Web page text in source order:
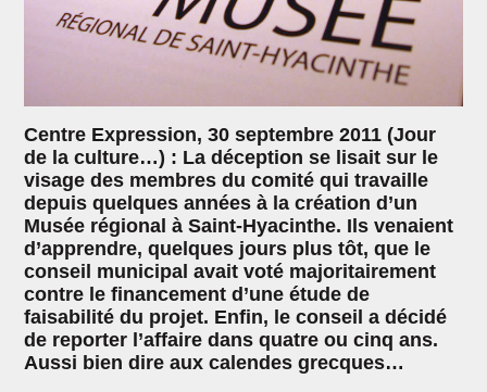
Centre Expression, 30 septembre 2011 (Jour
de la culture…) : La déception se lisait sur le
visage des membres du comité qui travaille
depuis quelques années à la création d’un
Musée régional à Saint-Hyacinthe. Ils venaient
d’apprendre, quelques jours plus tôt, que le
conseil municipal avait voté majoritairement
contre le financement d’une étude de
faisabilité du projet. Enfin, le conseil a décidé
de reporter l’affaire dans quatre ou cinq ans.
Aussi bien dire aux calendes grecques…